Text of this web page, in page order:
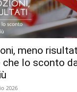
meno
che lo sconto
2026